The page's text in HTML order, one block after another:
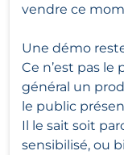
vendre ce
Une démo
Ce n’est pas le
général un
le public
Il le sait soit
sensibilisé, ou